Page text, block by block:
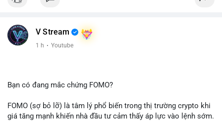
V Stream
1 h · Youtube
Bạn có đang mắc chứng FOMO?
FOMO (sợ bỏ lỡ) là tâm lý phổ biến trong thị trường crypto khi
giá tăng mạnh khiến nhà đầu tư cảm thấy áp lực vào lệnh sớm.